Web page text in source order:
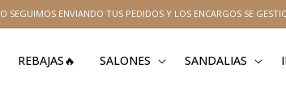
SEGUIMOS ENVIANDO TUS PEDIDOS Y LOS ENCARGOS SE
REBAJAS🔥 SALONES SANDALIAS